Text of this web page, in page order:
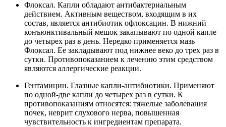
Флоксал. Капли обладают антибактериальным
действием. Активным веществом, входящим в их
состав, является антибиотик офлоксацин. В нижний
конъюнктивальный мешок закапывают по одной капле
до четырех раз в день. Нередко применяется мазь
Флоксал. Ее закладывают под нижнее веко до трех раз в
сутки. Противопоказанием к лечению этим средством
являются аллергические реакции.
Гентамицин. Глазные капли-антибиотики. Применяют
по одной-две капли до четырех раз в сутки. К
противопоказаниям относятся: тяжелые заболевания
почек, неврит слухового нерва, повышенная
чувствительность к ингредиентам препарата.